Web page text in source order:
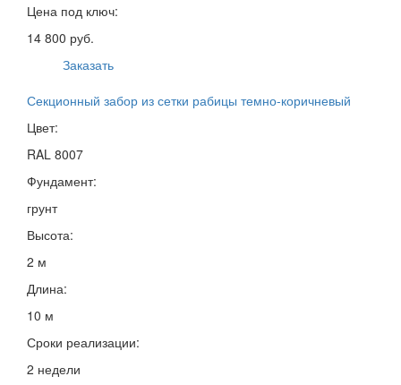
Цена под ключ:
14 800 руб.
Заказать
Секционный забор из сетки рабицы темно-коричневый
Цвет:
RAL 8007
Фундамент:
грунт
Высота:
2 м
Длина:
10 м
Сроки реализации:
2 недели